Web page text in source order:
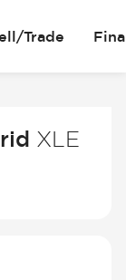
Trade
XLE